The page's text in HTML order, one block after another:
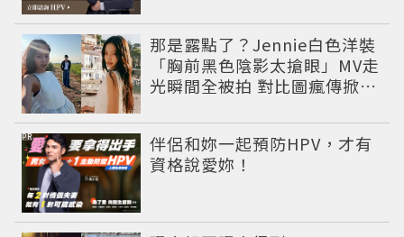
那是露點了？Jennie白色洋裝
「胸前黑色陰影太搶眼」MV走
光瞬間全被拍 對比圖瘋傳掀論
伴侶和妳一起預防HPV，才有
資格說愛妳！
PR